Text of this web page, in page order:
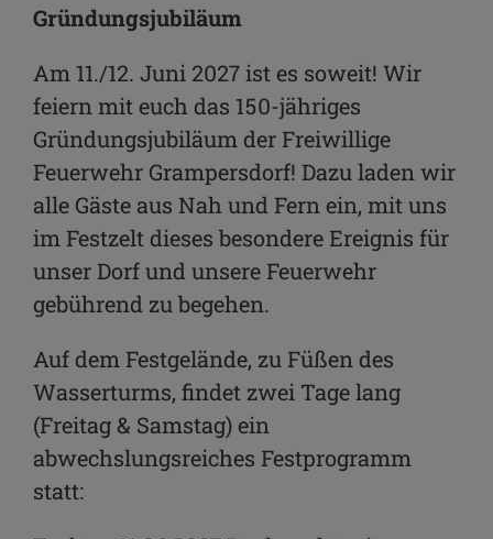
WhatsApp
Link kopieren
E-Mail
Gründungsjubiläum
Am 11./12. Juni 2027 ist es soweit! Wir
feiern mit euch das 150-jähriges
Gründungsjubiläum der Freiwillige
Feuerwehr Grampersdorf! Dazu laden wir
alle Gäste aus Nah und Fern ein, mit uns
im Festzelt dieses besondere Ereignis für
unser Dorf und unsere Feuerwehr
gebührend zu begehen.
Auf dem Festgelände, zu Füßen des
Wasserturms, findet zwei Tage lang
(Freitag & Samstag) ein
abwechslungsreiches Festprogramm
statt: